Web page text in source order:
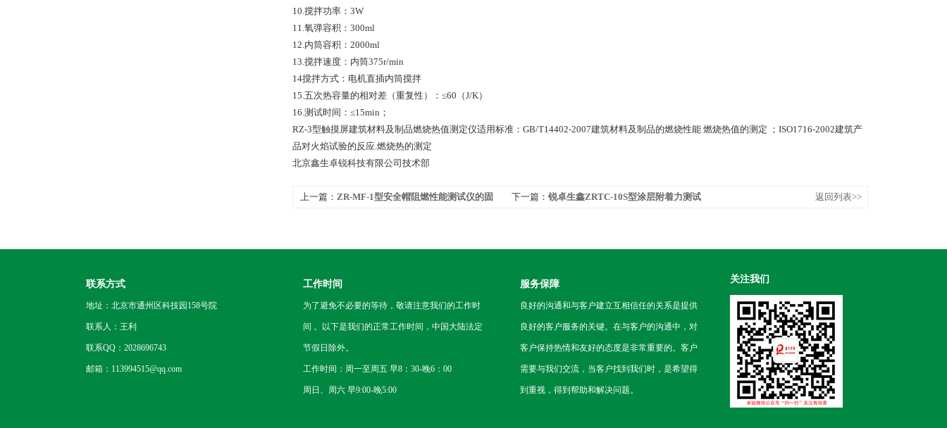
10.搅拌功率：3W
11.氧弹容积：300ml
12.内筒容积：2000ml
13.搅拌速度：内筒375r/min
14搅拌方式：电机直插内筒搅拌
15.五次热容量的相对差（重复性）：≤60（J/K）
16.测试时间：≤15min；
RZ-3型触摸屏建筑材料及制品燃烧热值测定仪适用标准：GB/T14402-2007建筑材料及制品的燃烧性能 燃烧热值的测定 ；ISO1716-2002建筑产
品对火焰试验的反应.燃烧热的测定
北京鑫生卓锐科技有限公司技术部
上一篇： ZR-MF-1型安全帽阻燃性能测试仪的固
下一篇： 锐卓生鑫ZRTC-10S型涂层附着力测试
返回列表>>
联系方式
地址：北京市通州区科技园158号院
联系人：王利
联系QQ：2028696743
邮箱：113994515@qq.com
工作时间
为了避免不必要的等待，敬请注意我们的工作时
间 。以下是我们的正常工作时间，中国大陆法定
节假日除外。
工作时间：周一至周五 早8：30-晚6：00
周日、周六 早9:00-晚5:00
服务保障
良好的沟通和与客户建立互相信任的关系是提供
良好的客户服务的关键。在与客户的沟通中，对
客户保持热情和友好的态度是非常重要的。客户
需要与我们交流，当客户找到我们时，是希望得
到重视，得到帮助和解决问题。
关注我们